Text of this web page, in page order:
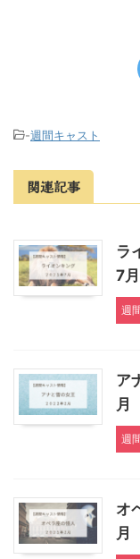
-週間キャスト
関連記事
ラ
7月
週
ア
月
週
オ
月